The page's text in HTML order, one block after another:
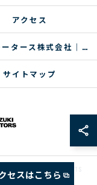
セスはこちら
アクセス
スズキモータース株式会社｜コラム
サイトマップ
モータース ALL RIGHTS